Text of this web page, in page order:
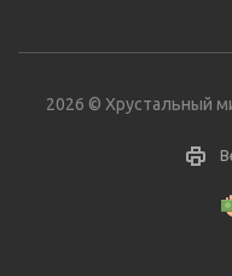
2026 © Хрустальный